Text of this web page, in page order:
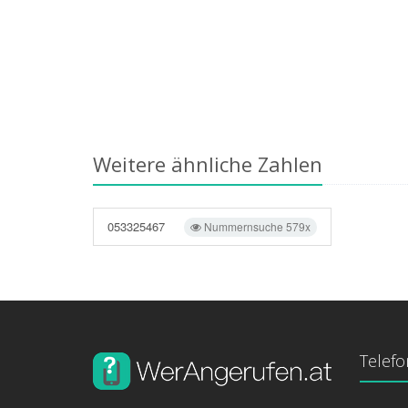
Weitere ähnliche Zahlen
Nummernsuche 579x
053325467